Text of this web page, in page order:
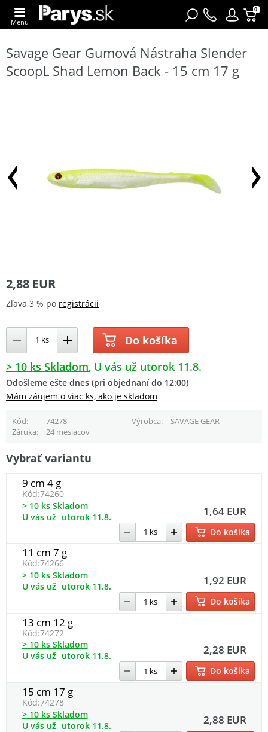
0
Menu
Savage Gear Gumová Nástraha Slender
ScoopL Shad Lemon Back - 15 cm 17 g
2,88 EUR
Zľava 3 % po registrácii
Do košíka
> 10 ks Skladom U vás už utorok 11.8.
Odošleme ešte dnes (pri objednaní do 12:00)
Mám záujem o viac ks, ako je skladom
Kód 74278 Výrobca
SAVAGE GEAR
Záruka
24 mesiacov
Vybrať variantu
9 cm 4 g
Kód:74260
1,64 EUR
> 10 ks Skladom
U vás už utorok 11.8.
Do košíka
11 cm 7 g
Kód:74266
1,92 EUR
> 10 ks Skladom
U vás už utorok 11.8.
Do košíka
13 cm 12 g
Kód:74272
2,28 EUR
> 10 ks Skladom
U vás už utorok 11.8.
Do košíka
15 cm 17 g
Kód:74278
2,88 EUR
> 10 ks Skladom
U vás už utorok 11.8.